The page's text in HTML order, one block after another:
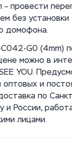
– провести
без установки
домофона.
C042-G0 (4mm)
можно в
YOU.
оптовых и
по
и России,
лицами.